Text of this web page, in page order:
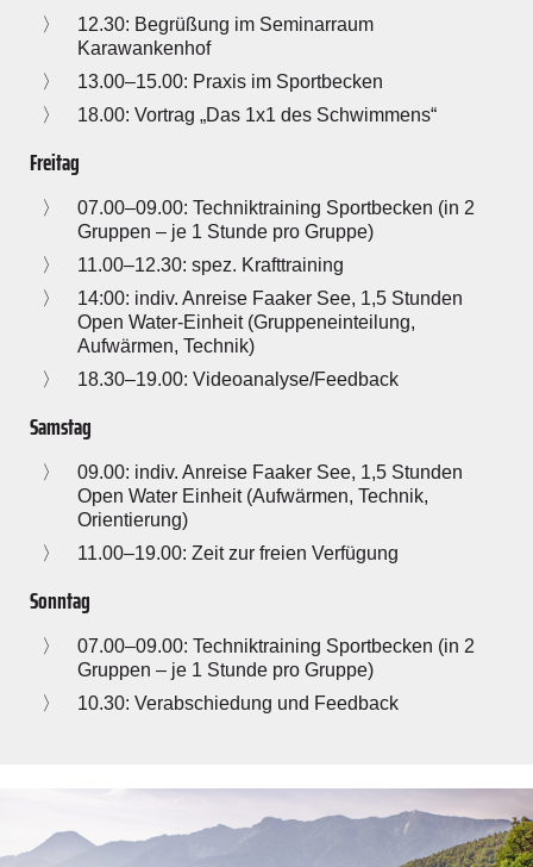
12.30: Begrüßung im Seminarraum
Karawankenhof
13.00–15.00: Praxis im Sportbecken
18.00: Vortrag „Das 1x1 des Schwimmens“
Freitag
07.00–09.00: Techniktraining Sportbecken (in 2
Gruppen – je 1 Stunde pro Gruppe)
11.00–12.30: spez. Krafttraining
14:00: indiv. Anreise Faaker See, 1,5 Stunden
Open Water-Einheit (Gruppeneinteilung,
Aufwärmen, Technik)
18.30–19.00: Videoanalyse/Feedback
Samstag
09.00: indiv. Anreise Faaker See, 1,5 Stunden
Open Water Einheit (Aufwärmen, Technik,
Orientierung)
11.00–19.00: Zeit zur freien Verfügung
Sonntag
07.00–09.00: Techniktraining Sportbecken (in 2
Gruppen – je 1 Stunde pro Gruppe)
10.30: Verabschiedung und Feedback